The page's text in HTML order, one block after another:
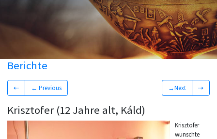
Berichte
⇠ ← Previous →Next ⇢
Krisztofer (12 Jahre alt, Káld)
Krisztofer
wünschte